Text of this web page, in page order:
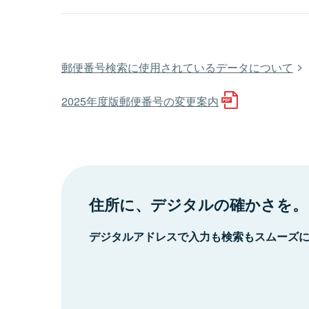
郵便番号検索に使用されているデータについて
2025年度版郵便番号の変更案内
住所に、デジタルの確かさを。
デジタルアドレスで入力も検索もスムーズ